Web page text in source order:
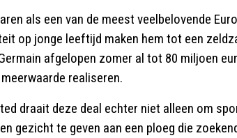
als een van de meest veelbelovende
op jonge leeftijd maken hem tot een
afgelopen zomer al tot 80 miljoen
realiseren.
draait deze deal echter niet alleen om
gezicht te geven aan een ploeg die